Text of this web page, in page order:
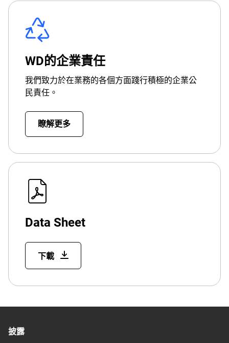
WD的企業責任
我們致力於在業務的各個方面踐行積極的企業公
民責任。
瞭解更多
Data Sheet
下載
披露